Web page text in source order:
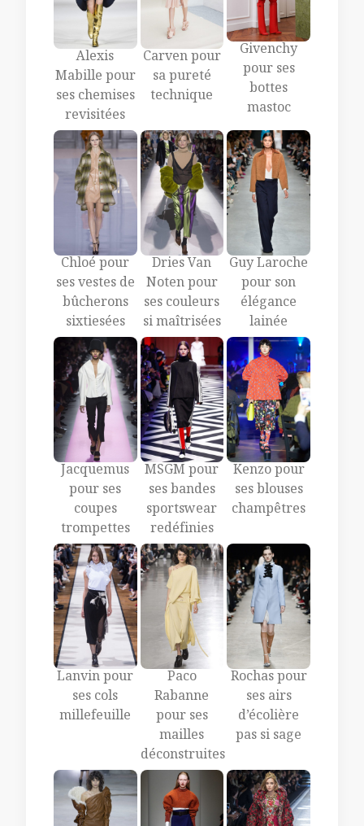
Alexis
Mabille pour
ses chemises
revisitées
Carven pour
sa pureté
technique
Givenchy
pour ses
bottes
mastoc
Chloé pour
ses vestes de
bûcherons
sixtiesées
Dries Van
Noten pour
ses couleurs
si maîtrisées
Guy Laroche
pour son
élégance
lainée
Jacquemus
pour ses
coupes
trompettes
MSGM pour
ses bandes
sportswear
redéfinies
Kenzo pour
ses blouses
champêtres
Lanvin pour
ses cols
millefeuille
Paco
Rabanne
pour ses
mailles
déconstruites
Rochas pour
ses airs
d’écolière
pas si sage